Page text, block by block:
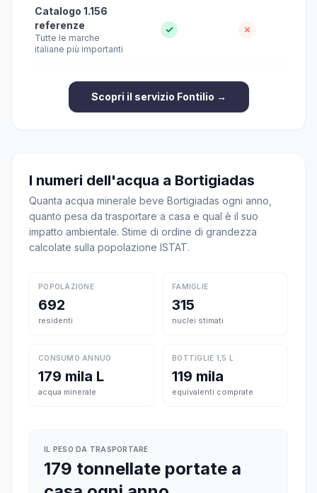
Catalogo 1.156
referenze
Tutte le marche
italiane più importanti
✓ ✗
Scopri il servizio Fontilio →
I numeri dell'acqua a Bortigiadas
Quanta acqua minerale beve Bortigiadas ogni anno,
quanto pesa da trasportare a casa e qual è il suo
impatto ambientale. Stime di ordine di grandezza
calcolate sulla popolazione ISTAT.
POPOLAZIONE
692
residenti
FAMIGLIE
315
nuclei stimati
CONSUMO ANNUO
179 mila L
acqua minerale
BOTTIGLIE 1,5 L
119 mila
equivalenti comprate
IL PESO DA TRASPORTARE
179 tonnellate portate a